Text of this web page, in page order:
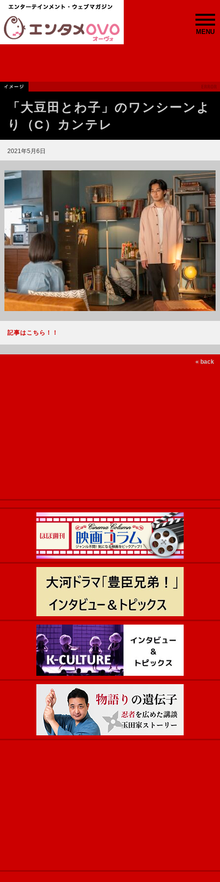
MENU
「大豆田とわ子」のワンシーンよ
り（C）カンテレ
2021年5月6日
記事はこちら！！
« back